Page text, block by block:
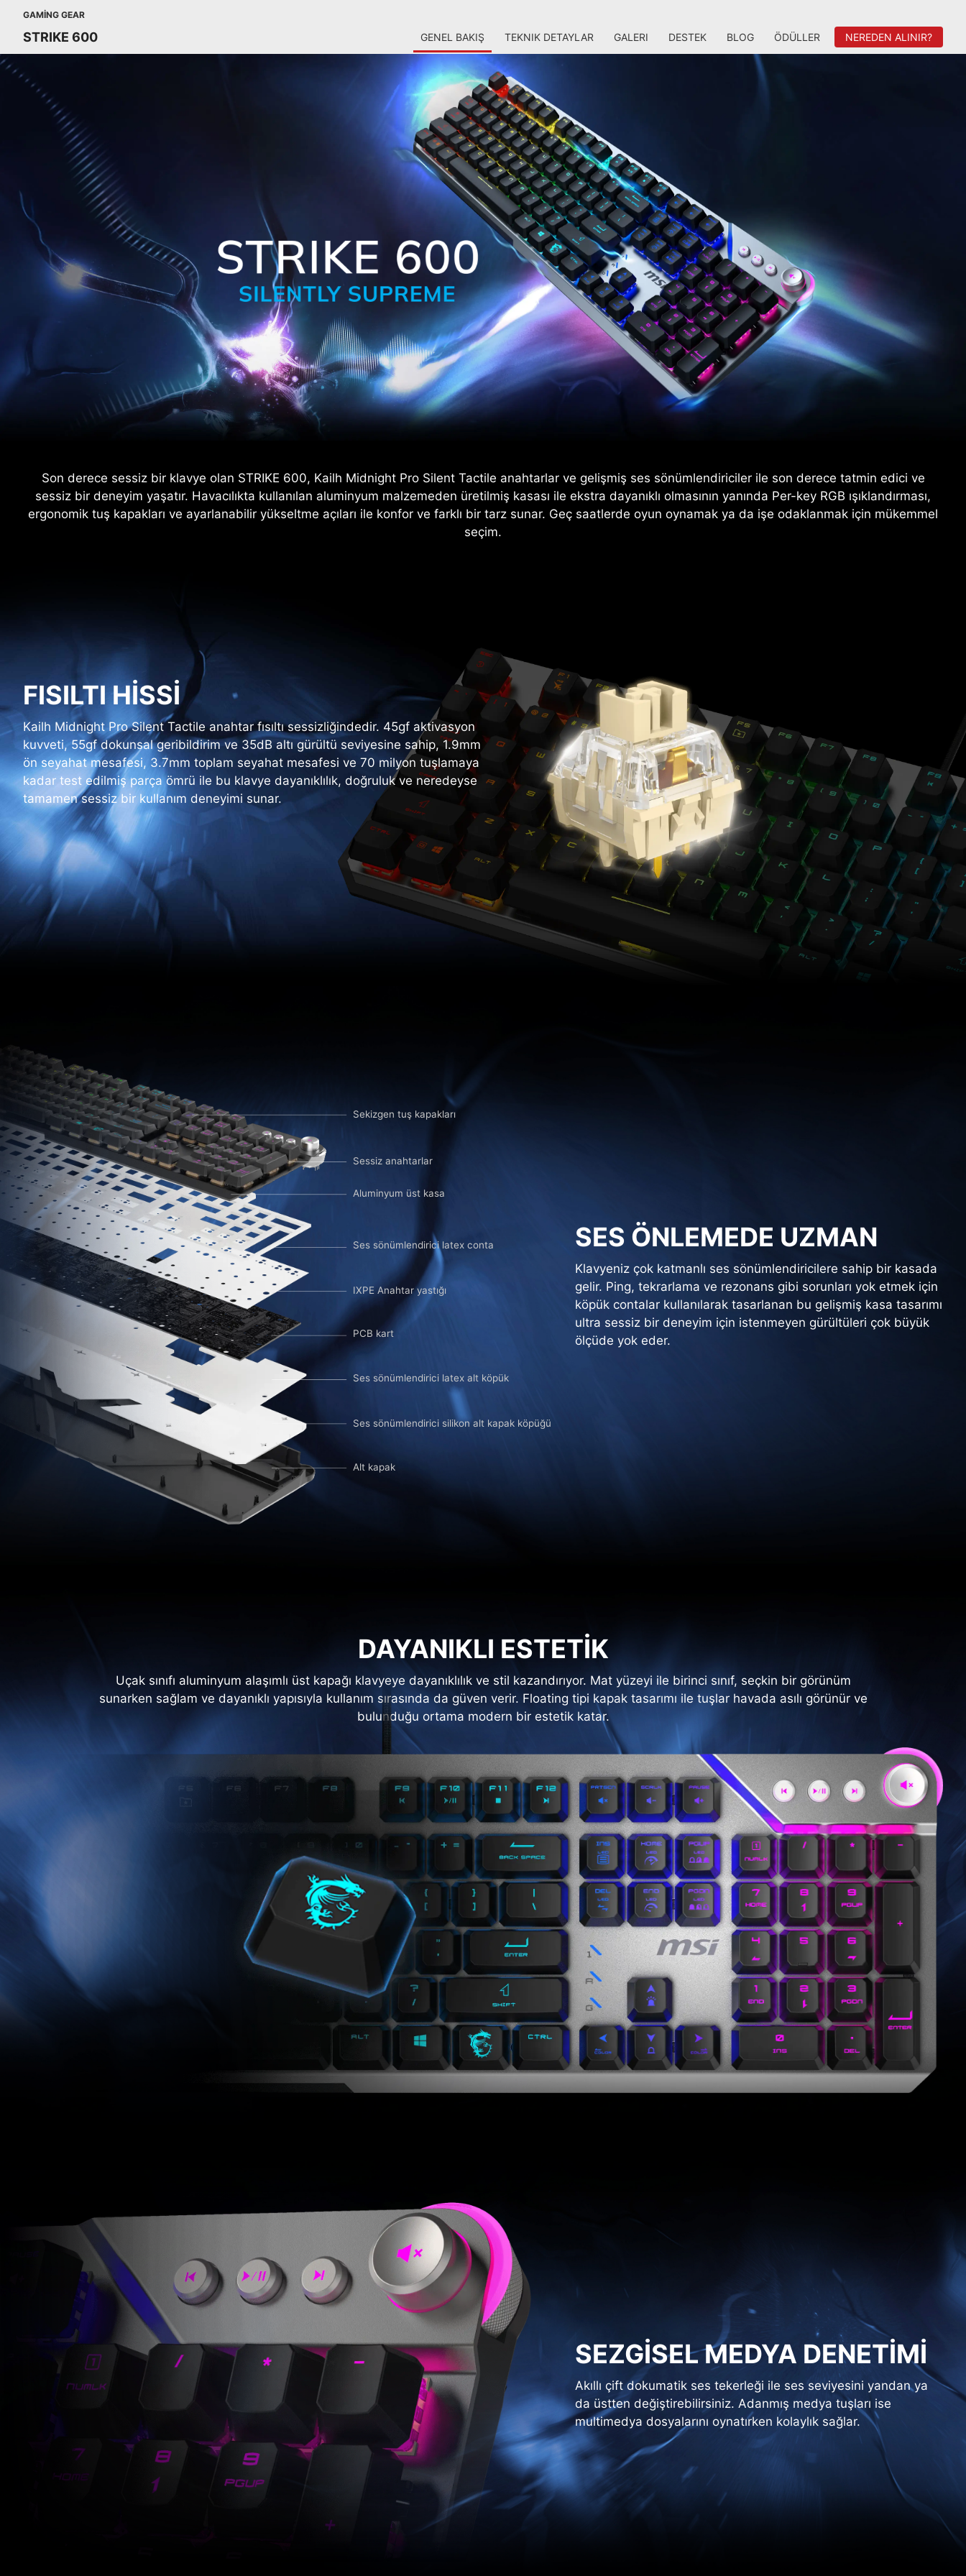
GAMING GEAR
STRIKE 600 GENEL BAKIŞ TEKNIK DETAYLAR GALERI DESTEK BLOG ÖDÜLLER NEREDEN ALINIR?
Son derece sessiz bir klavye olan STRIKE 600, Kailh Midnight Pro Silent Tactile anahtarlar ve gelişmiş ses sönümlendiriciler ile son derece tatmin edici ve
sessiz bir deneyim yaşatır. Havacılıkta kullanılan aluminyum malzemeden üretilmiş kasası ile ekstra dayanıklı olmasının yanında Per-key RGB ışıklandırması,
ergonomik tuş kapakları ve ayarlanabilir yükseltme açıları ile konfor ve farklı bir tarz sunar. Geç saatlerde oyun oynamak ya da işe odaklanmak için mükemmel
seçim.
FISILTI HİSSİ
Kailh Midnight Pro Silent Tactile anahtar fısıltı sessizliğindedir. 45gf aktivasyon
kuvveti, 55gf dokunsal geribildirim ve 35dB altı gürültü seviyesine sahip, 1.9mm
ön seyahat mesafesi, 3.7mm toplam seyahat mesafesi ve 70 milyon tuşlamaya
kadar test edilmiş parça ömrü ile bu klavye dayanıklılık, doğruluk ve neredeyse
tamamen sessiz bir kullanım deneyimi sunar.
SES ÖNLEMEDE UZMAN
Klavyeniz çok katmanlı ses sönümlendiricilere sahip bir kasada
gelir. Ping, tekrarlama ve rezonans gibi sorunları yok etmek için
köpük contalar kullanılarak tasarlanan bu gelişmiş kasa tasarımı
ultra sessiz bir deneyim için istenmeyen gürültüleri çok büyük
ölçüde yok eder.
Sekizgen tuş kapakları
Sessiz anahtarlar
Aluminyum üst kasa
Ses sönümlendirici latex conta
IXPE Anahtar yastığı
PCB kart
Ses sönümlendirici latex alt köpük
Ses sönümlendirici silikon alt kapak köpüğü
Alt kapak
DAYANIKLI ESTETİK
Uçak sınıfı aluminyum alaşımlı üst kapağı klavyeye dayanıklılık ve stil kazandırıyor. Mat yüzeyi ile birinci sınıf, seçkin bir görünüm
sunarken sağlam ve dayanıklı yapısıyla kullanım sırasında da güven verir. Floating tipi kapak tasarımı ile tuşlar havada asılı görünür ve
bulunduğu ortama modern bir estetik katar.
SEZGİSEL MEDYA DENETİMİ
Akıllı çift dokumatik ses tekerleği ile ses seviyesini yandan ya
da üstten değiştirebilirsiniz. Adanmış medya tuşları ise
multimedya dosyalarını oynatırken kolaylık sağlar.